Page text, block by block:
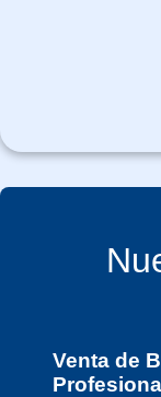
Venta de